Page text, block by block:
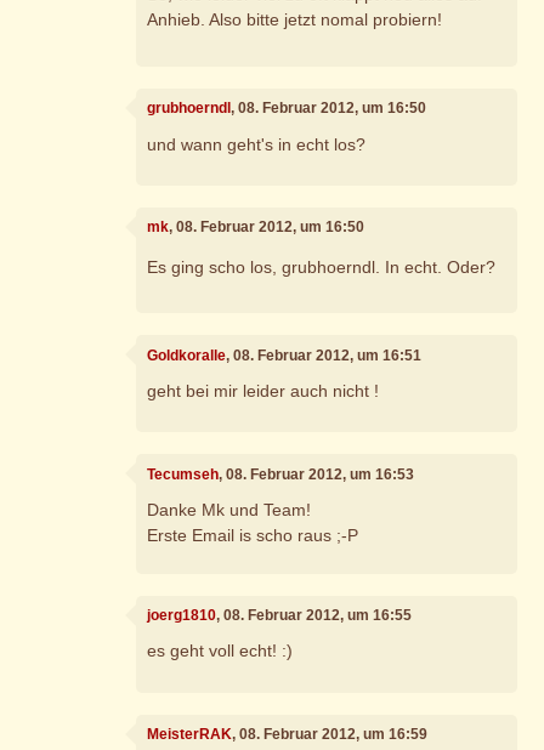
Anhieb. Also bitte jetzt nomal probiern!
grubhoerndl, 08. Februar 2012, um 16:50
und wann geht's in echt los?
mk, 08. Februar 2012, um 16:50
Es ging scho los, grubhoerndl. In echt. Oder?
Goldkoralle, 08. Februar 2012, um 16:51
geht bei mir leider auch nicht !
Tecumseh, 08. Februar 2012, um 16:53
Danke Mk und Team!
Erste Email is scho raus ;-P
joerg1810, 08. Februar 2012, um 16:55
es geht voll echt! :)
MeisterRAK, 08. Februar 2012, um 16:59